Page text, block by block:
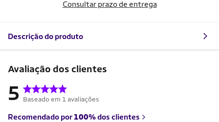
Consultar prazo de entrega
Descrição do produto
Avaliação dos clientes
5 Baseado em 1 avaliações
Recomendado por 100%dos clientes